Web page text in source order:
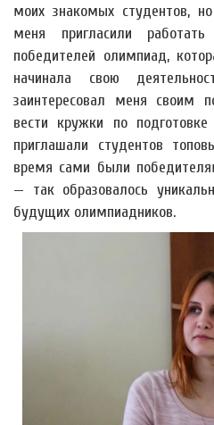
моих знакомых студентов,
меня пригласили
победителей олимпиад,
начинала свою
заинтересовал меня своим
вести кружки по
приглашали студентов
время сами были
— так образовалось
будущих олимпиадников.